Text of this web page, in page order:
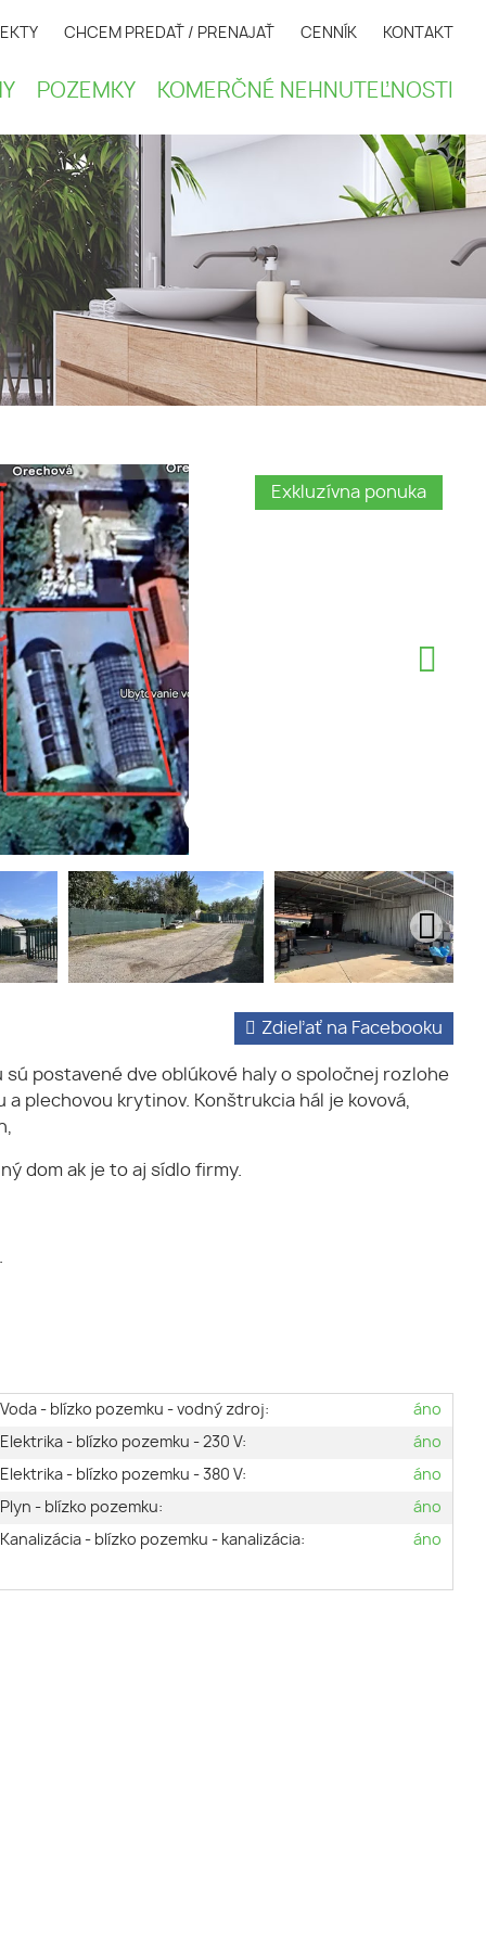
CHCEM PREDAŤ / PRENAJAŤ CENNÍK KONTAKT
POZEMKY KOMERČNÉ NEHNUTEĽNOSTI
Exkluzívna ponuka
Zdieľať na Facebooku
sú postavené dve oblúkové haly o spoločnej rozlohe
plechovou krytinov. Konštrukcia hál je kovová,
dom ak je to aj sídlo firmy.
Voda - blízko pozemku - vodný zdroj:
áno
Elektrika - blízko pozemku - 230 V:
áno
Elektrika - blízko pozemku - 380 V:
áno
Plyn - blízko pozemku:
áno
Kanalizácia - blízko pozemku - kanalizácia:
áno